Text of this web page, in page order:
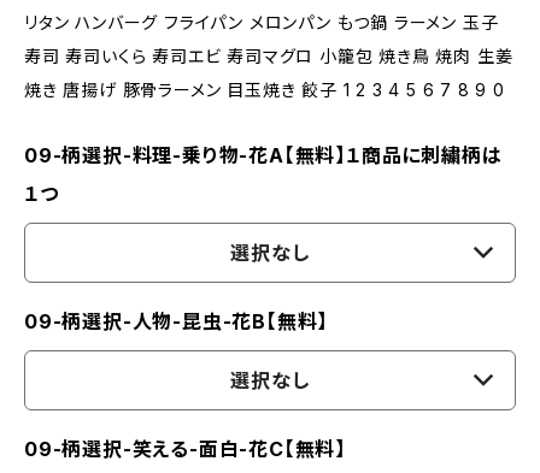
リタン ハンバーグ フライパン メロンパン もつ鍋 ラーメン 玉子
寿司 寿司いくら 寿司エビ 寿司マグロ 小籠包 焼き鳥 焼肉 生姜
焼き 唐揚げ 豚骨ラーメン 目玉焼き 餃子 1 2 3 4 5 6 7 8 9 0
09-柄選択-料理-乗り物-花A【無料】１商品に刺繍柄は
１つ
選択なし
09-柄選択-人物-昆虫-花B【無料】
選択なし
09-柄選択-笑える-面白-花C【無料】